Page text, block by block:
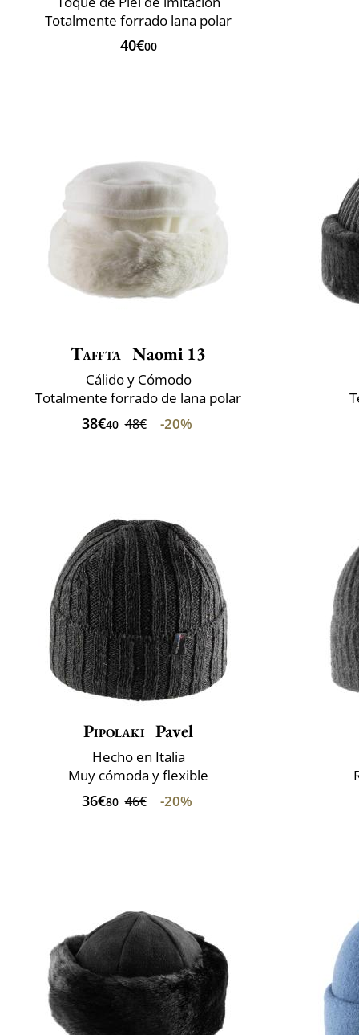
Totalmente forrado lana polar
40€00
Taffta Naomi 13
Cálido y Cómodo
Totalmente forrado de lana polar
38€40 48€ -20%
Pipolaki Pavel
Hecho en Italia
Muy cómoda y flexible
36€80 46€ -20%